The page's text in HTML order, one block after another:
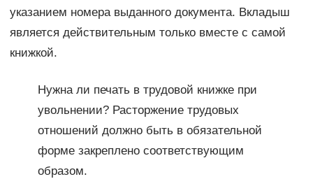
указанием номера выданного документа. Вкладыш
является действительным только вместе с самой
книжкой.
Нужна ли печать в трудовой книжке при
увольнении? Расторжение трудовых
отношений должно быть в обязательной
форме закреплено соответствующим
образом.